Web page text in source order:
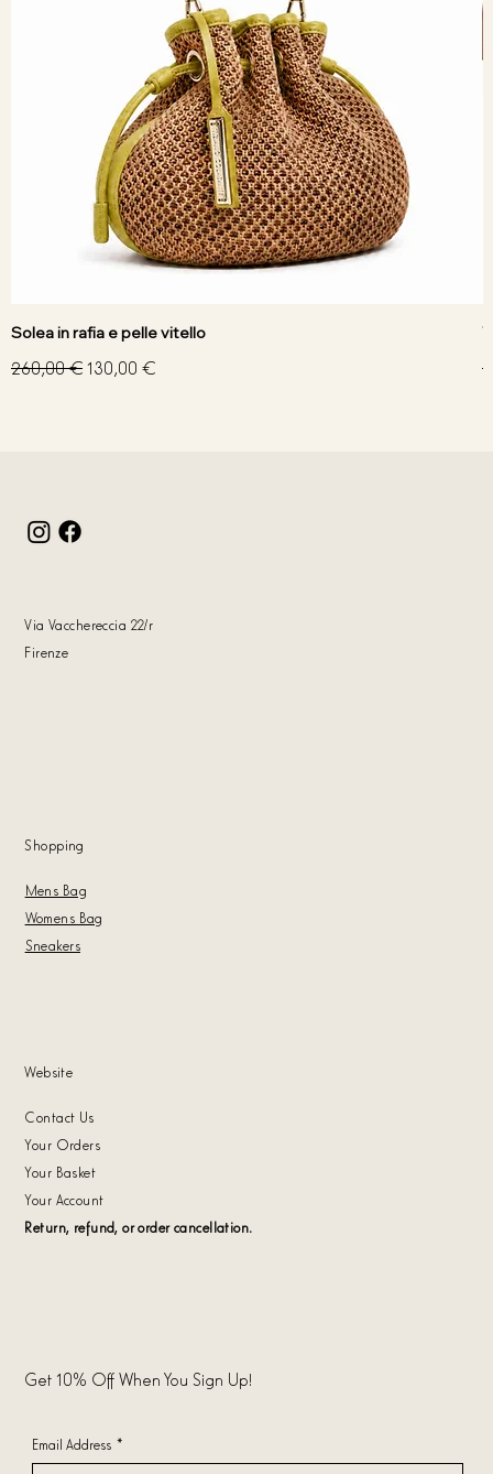
Solea in rafia e pelle vitello
Prezzo regolare
260,00 €Prezzo scontato
130,00 €
Via Vacchereccia 22/r
Firenze
Shopping
Mens Bag
Womens Bag
Sneakers
Website
Contact Us
Your Orders
Your Basket
Your Account
Return, refund, or order cancellation.
Get 10% Off When You Sign Up!
Email Address *